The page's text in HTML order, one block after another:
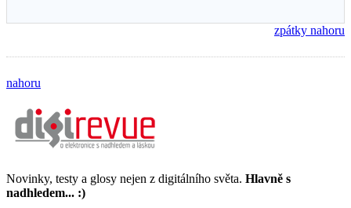
zpátky nahoru
nahoru
Novinky, testy a glosy nejen z digitálního světa. Hlavně s
nadhledem... :)